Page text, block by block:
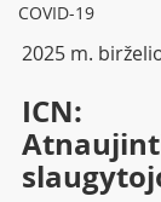
COVID-19
2025 m.
ICN: